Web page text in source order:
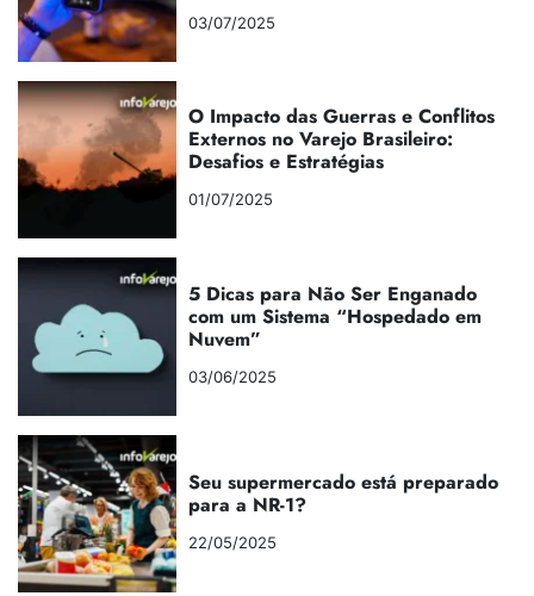
03/07/2025
O Impacto das Guerras e Conflitos
Externos no Varejo Brasileiro:
Desafios e Estratégias
01/07/2025
5 Dicas para Não Ser Enganado
com um Sistema “Hospedado em
Nuvem”
03/06/2025
Seu supermercado está preparado
para a NR-1?
22/05/2025